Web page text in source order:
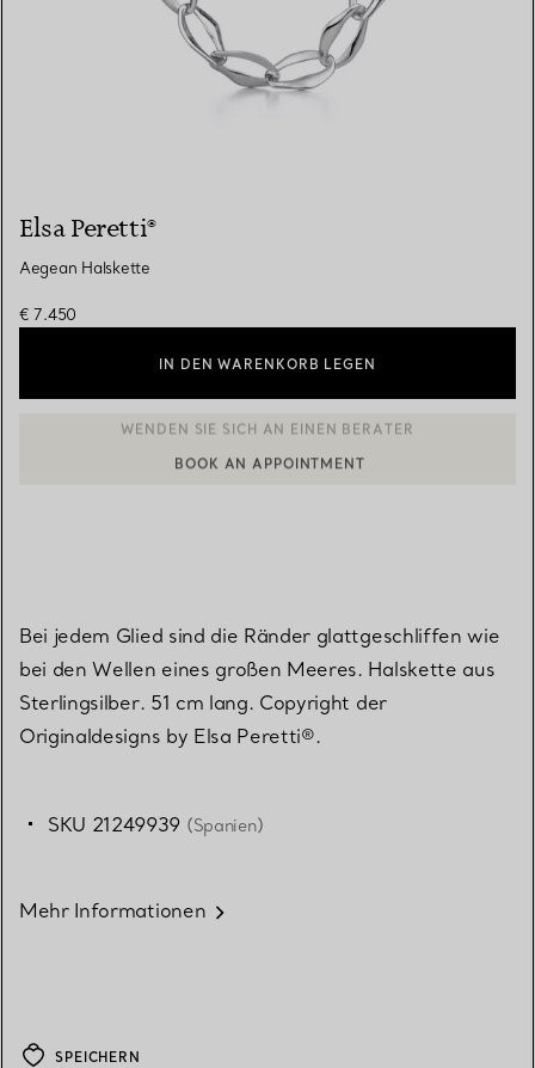
Elsa Peretti®
Aegean Halskette
€ 7.450
IN DEN WARENKORB LEGEN
EINEN KUNDENBERATER KONTAKTIEREN ODER EINEN
Bei jedem Glied sind die Ränder glattgeschliffen wie
bei den Wellen eines großen Meeres. Halskette aus
Sterlingsilber. 51 cm lang. Copyright der
Originaldesigns by Elsa Peretti®.
SKU 21249939 (Spanien)
Mehr Informationen
SPEICHERN